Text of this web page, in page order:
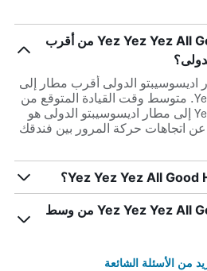
ما مدى قرب Yez Yez Yez All Good Hostel من أقرب
يعد مطار اديسوسيبتو الدولى أقرب مطار إلى
Yez Yez Yez All Good Hostel. متوسط وقت القيادة المتوقع من
Yez Yez Yez All Good Hostel إلى مطار اديسوسيبتو الدولى هو
عن اتجاهات حركة المرور بين فندقك
ما مدى قرب Yez Yez Yez All Good Hostel من وسط
من الأسئلة الشائعة